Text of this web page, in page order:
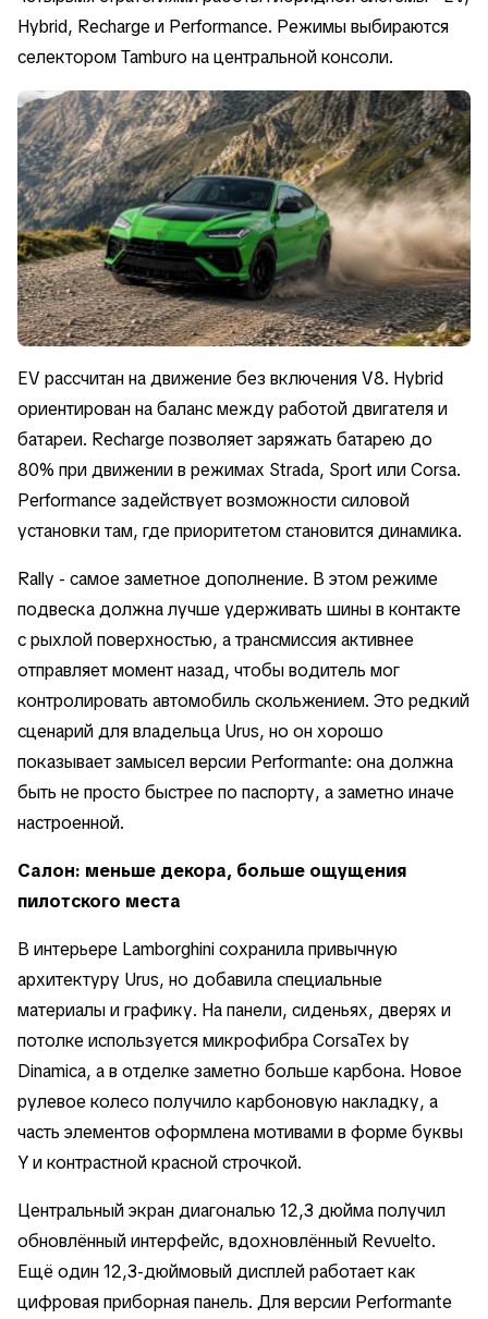
Hybrid, Recharge и Performance. Режимы выбираются
селектором Tamburo на центральной консоли.
EV рассчитан на движение без включения V8. Hybrid
ориентирован на баланс между работой двигателя и
батареи. Recharge позволяет заряжать батарею до
80% при движении в режимах Strada, Sport или Corsa.
Performance задействует возможности силовой
установки там, где приоритетом становится динамика.
Rally - самое заметное дополнение. В этом режиме
подвеска должна лучше удерживать шины в контакте
с рыхлой поверхностью, а трансмиссия активнее
отправляет момент назад, чтобы водитель мог
контролировать автомобиль скольжением. Это редкий
сценарий для владельца Urus, но он хорошо
показывает замысел версии Performante: она должна
быть не просто быстрее по паспорту, а заметно иначе
настроенной.
Салон: меньше декора, больше ощущения
пилотского места
В интерьере Lamborghini сохранила привычную
архитектуру Urus, но добавила специальные
материалы и графику. На панели, сиденьях, дверях и
потолке используется микрофибра CorsaTex by
Dinamica, а в отделке заметно больше карбона. Новое
рулевое колесо получило карбоновую накладку, а
часть элементов оформлена мотивами в форме буквы
Y и контрастной красной строчкой.
Центральный экран диагональю 12,3 дюйма получил
обновлённый интерфейс, вдохновлённый Revuelto.
Ещё один 12,3-дюймовый дисплей работает как
цифровая приборная панель. Для версии Performante